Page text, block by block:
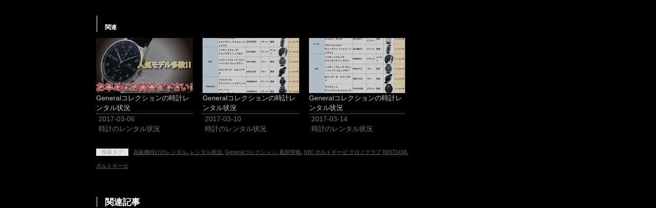
関連
Generalコレクションの時計レ
ンタル状況
2017-03-06
時計のレンタル状況
Generalコレクションの時計レ
ンタル状況
2017-03-10
時計のレンタル状況
Generalコレクションの時計レ
ンタル状況
2017-03-14
時計のレンタル状況
投稿タグ 高級腕時計のレンタル レンタル状況 Generalコレクション 最新情報 IWC ポルトギーゼ クロノグラフ IW371438
ポルトギーゼ
関連記事